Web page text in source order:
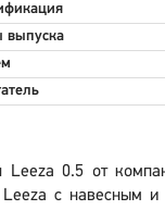
выпуска
Leeza 0.5 от
с навесным